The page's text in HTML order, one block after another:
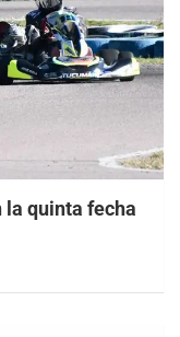
la quinta fecha